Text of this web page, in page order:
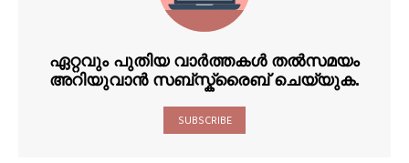
ഏറ്റവും പുതിയ വാർത്തകൾ തൽസമയം
അറിയുവാൻ സബ്സ്ക്രൈബ് ചെയ്യുക.
SUBSCRIBE